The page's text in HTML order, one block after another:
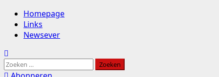
Primair
menu
Homepage
Links
Newsever
Zoeken
naar: